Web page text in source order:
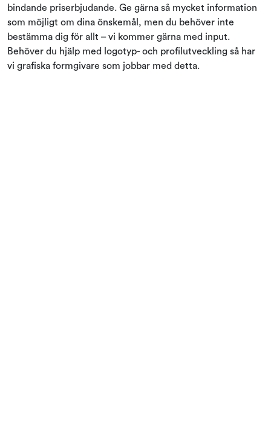
bindande priserbjudande. Ge gärna så mycket information
som möjligt om dina önskemål, men du behöver inte
bestämma dig för allt – vi kommer gärna med input.
Behöver du hjälp med logotyp- och profilutveckling så har
vi grafiska formgivare som jobbar med detta.